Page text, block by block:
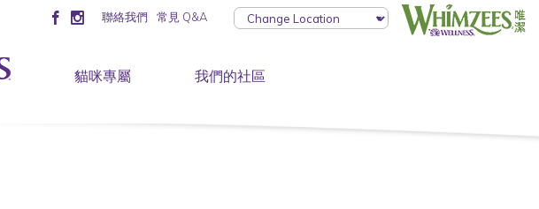
聯絡我們 常見 Q&A
貓咪專屬 我們的社區